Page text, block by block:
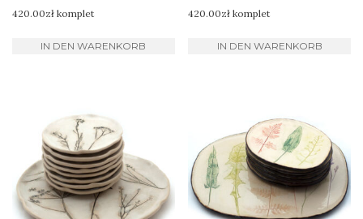
420.00zł komplet
IN DEN WARENKORB
420.00zł komplet
IN DEN WARENKORB